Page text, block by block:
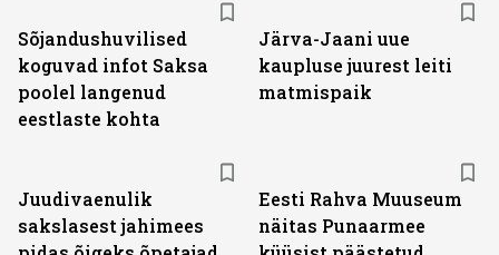
Sõjandushuvilised
koguvad infot Saksa
poolel langenud
eestlaste kohta
Järva-Jaani uue
kaupluse juurest leiti
matmispaik
Juudivaenulik
sakslasest jahimees
Eesti Rahva Muuseum
näitas Punaarmee